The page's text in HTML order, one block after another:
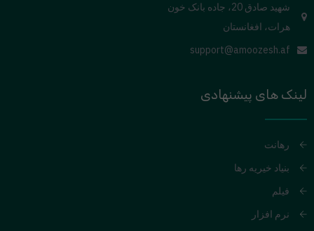
شهید صادق 20، جاده بانک خون
هرات، افغانستان
support@amoozesh.af
لینک های پیشنهادی
رهانت
بنیاد خیریه رها
فیلم
نرم افزار